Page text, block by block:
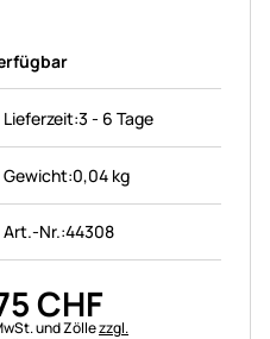
Lieferzeit:3 - 6 Tage
Gewicht:0,04 kg
Art.-Nr.:44308
CHF
und Zöllezzgl.